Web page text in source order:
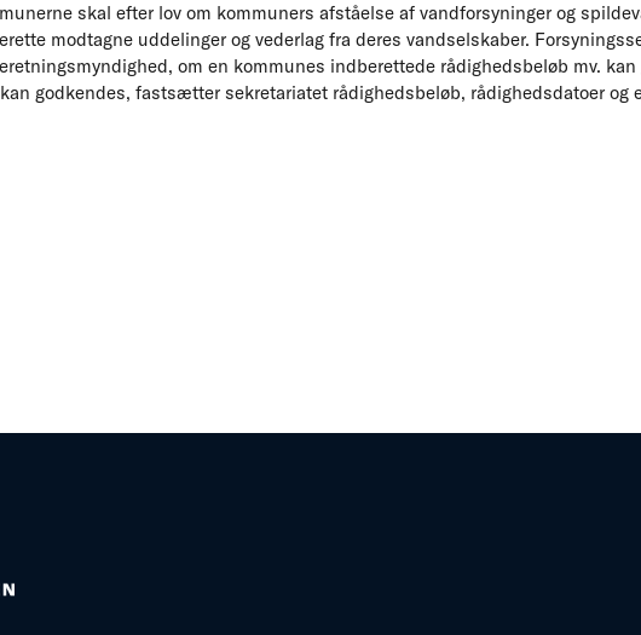
skal efter lov om kommuners afståelse af vandforsyninger og
modtagne uddelinger og vederlag fra deres vandselskaber.
om en kommunes indberettede rådighedsbeløb mv.
godkendes, fastsætter sekretariatet rådighedsbeløb, rådighedsdatoer og